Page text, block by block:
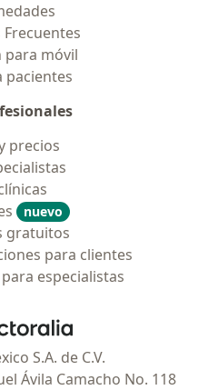
para móvil
pacientes
precios
nuevo
gratuitos
para clientes
especialistas
Doctoralia - Página de inicio
S.A. de C.V.
Ávila Camacho No. 118